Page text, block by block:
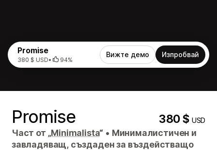
Promise
380 $ USD• 94%
Вижте демо Изпробвай
Promise 380 $USD
Част от „Minimalista“ • Минималистичен и
завладяващ, създаден за въздействащо